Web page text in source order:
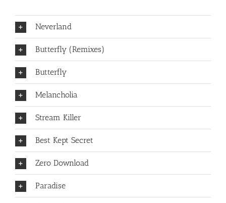
Neverland
Butterfly (Remixes)
Butterfly
Melancholia
Stream Killer
Best Kept Secret
Zero Download
Paradise